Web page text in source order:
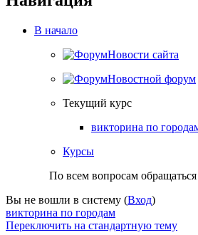
В начало
Новости сайта
Новостной форум
Текущий курс
викторина по
Курсы
По всем вопросам
Вы не вошли в систему (Вход)
викторина по городам
Переключить на стандартную тему